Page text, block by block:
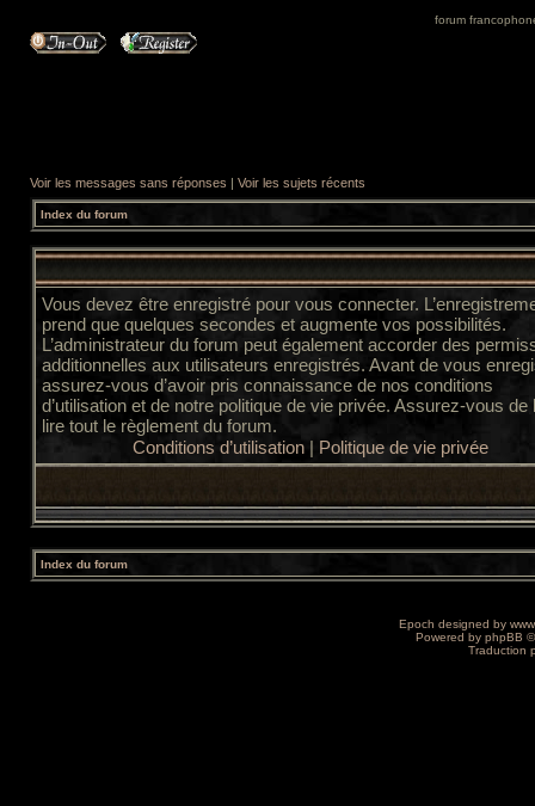
forum
Voir les messages sans réponses | Voir les sujets récents
Index du forum
Vous devez être enregistré pour vous connecter.
prend que quelques secondes et augmente vos possibilités.
L’administrateur du forum peut également accorder des
additionnelles aux utilisateurs enregistrés. Avant de vous
assurez-vous d’avoir pris connaissance de nos conditions
d’utilisation et de notre politique de vie privée. Assurez-vous de
lire tout le règlement du forum.
Conditions d’utilisation| Politique de vie privée
Index du forum
Epoch designed by
Powered by phpBB
Traduction